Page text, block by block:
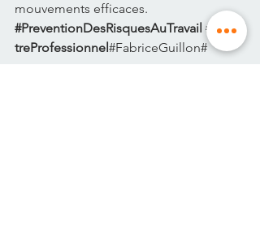
mouvements efficaces.
#PreventionDesRisquesAuTravail #BienE
treProfessionnel#FabriceGuillon#